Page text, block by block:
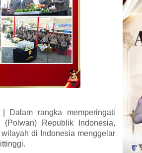
Dalam rangka memperingati
Republik Indonesia,
di Indonesia menggelar